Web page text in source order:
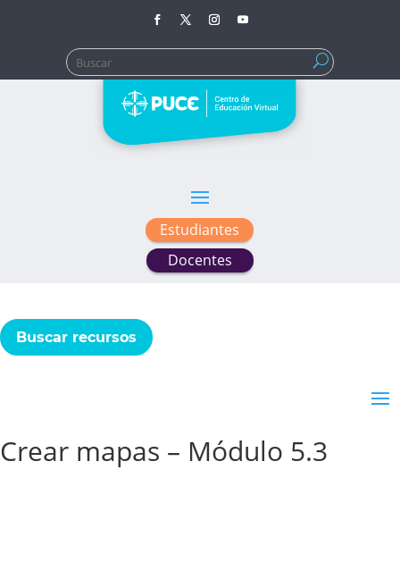
Buscar:
Estudiantes
Docentes
Buscar recursos
Crear mapas – Módulo 5.3